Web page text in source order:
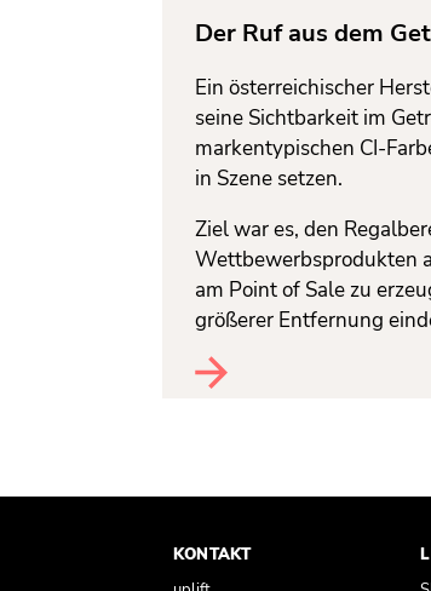
Der Ruf aus dem
Ein österreichischer
seine Sichtbarkeit im
markentypischen CI-
in Szene setzen.
Ziel war es, den
Wettbewerbsprodukten
am Point of Sale zu
größerer Entfernung
KONTAKT